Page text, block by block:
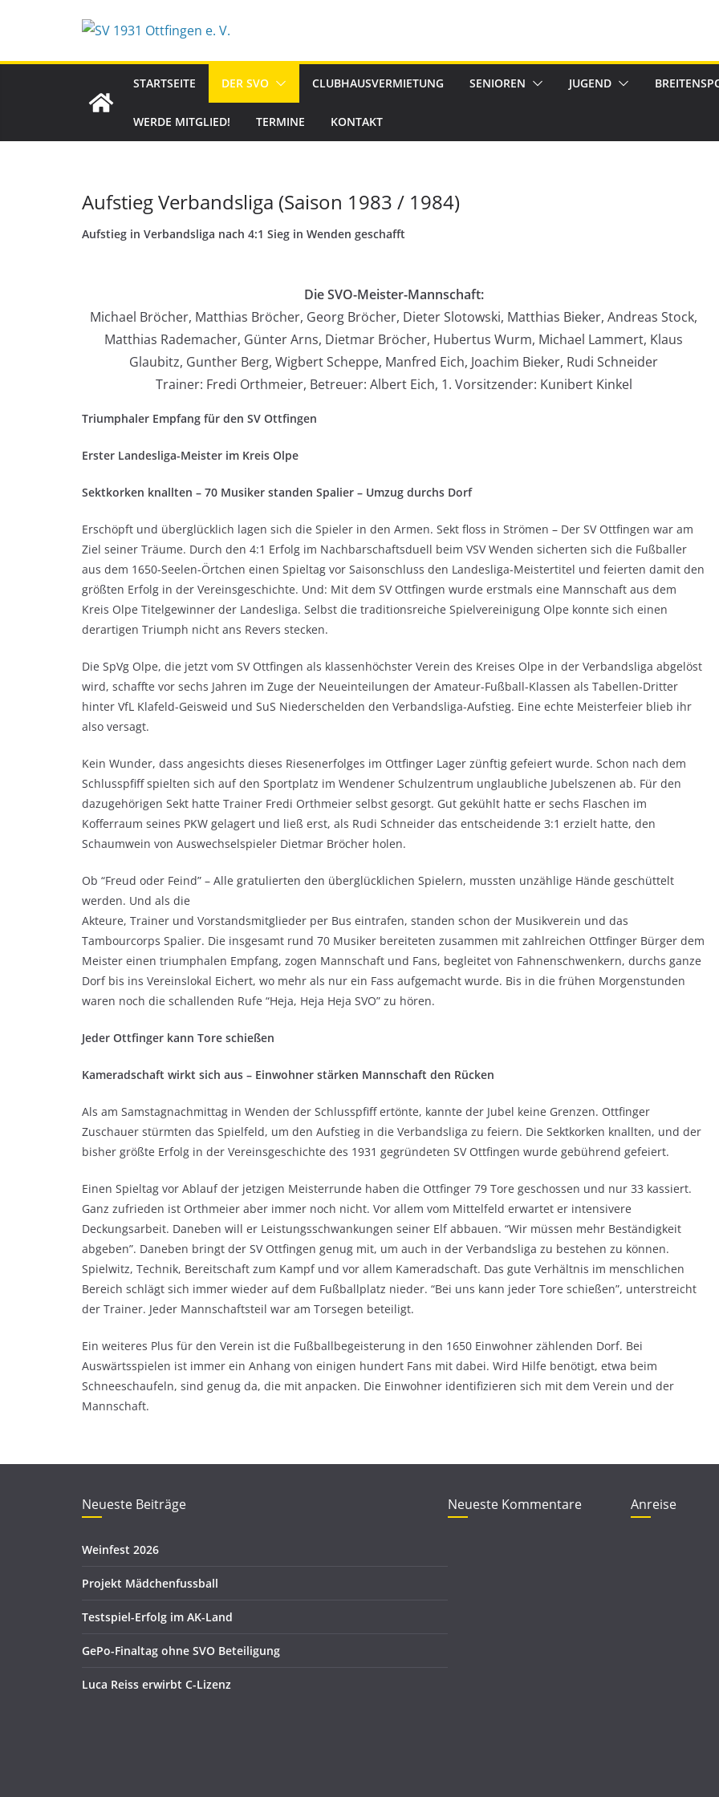
STARTSEITE DER SVO CLUBHAUSVERMIETUNG SENIOREN JUGEND
WERDE MITGLIED! TERMINE KONTAKT
Aufstieg Verbandsliga (Saison 1983 / 1984)
Aufstieg in Verbandsliga nach 4:1 Sieg in Wenden geschafft
Die SVO-Meister-Mannschaft:
Michael Bröcher, Matthias Bröcher, Georg Bröcher, Dieter Slotowski, Matthias Bieker, Andreas Stock,
Matthias Rademacher, Günter Arns, Dietmar Bröcher, Hubertus Wurm, Michael Lammert, Klaus
Glaubitz, Gunther Berg, Wigbert Scheppe, Manfred Eich, Joachim Bieker, Rudi Schneider
Trainer: Fredi Orthmeier, Betreuer: Albert Eich, 1. Vorsitzender: Kunibert Kinkel
Triumphaler Empfang für den SV Ottfingen
Erster Landesliga-Meister im Kreis Olpe
Sektkorken knallten – 70 Musiker standen Spalier – Umzug durchs Dorf
Erschöpft und überglücklich lagen sich die Spieler in den Armen. Sekt floss in Strömen – Der SV Ottfingen war am
Ziel seiner Träume. Durch den 4:1 Erfolg im Nachbarschaftsduell beim VSV Wenden sicherten sich die Fußballer
aus dem 1650-Seelen-Örtchen einen Spieltag vor Saisonschluss den Landesliga-Meistertitel und feierten damit den
größten Erfolg in der Vereinsgeschichte. Und: Mit dem SV Ottfingen wurde erstmals eine Mannschaft aus dem
Kreis Olpe Titelgewinner der Landesliga. Selbst die traditionsreiche Spielvereinigung Olpe konnte sich einen
derartigen Triumph nicht ans Revers stecken.
Die SpVg Olpe, die jetzt vom SV Ottfingen als klassenhöchster Verein des Kreises Olpe in der Verbandsliga abgelöst
wird, schaffte vor sechs Jahren im Zuge der Neueinteilungen der Amateur-Fußball-Klassen als Tabellen-Dritter
hinter VfL Klafeld-Geisweid und SuS Niederschelden den Verbandsliga-Aufstieg. Eine echte Meisterfeier blieb ihr
also versagt.
Kein Wunder, dass angesichts dieses Riesenerfolges im Ottfinger Lager zünftig gefeiert wurde. Schon nach dem
Schlusspfiff spielten sich auf den Sportplatz im Wendener Schulzentrum unglaubliche Jubelszenen ab. Für den
dazugehörigen Sekt hatte Trainer Fredi Orthmeier selbst gesorgt. Gut gekühlt hatte er sechs Flaschen im
Kofferraum seines PKW gelagert und ließ erst, als Rudi Schneider das entscheidende 3:1 erzielt hatte, den
Schaumwein von Auswechselspieler Dietmar Bröcher holen.
Ob “Freud oder Feind” – Alle gratulierten den überglücklichen Spielern, mussten unzählige Hände geschüttelt
werden. Und als die
Akteure, Trainer und Vorstandsmitglieder per Bus eintrafen, standen schon der Musikverein und das
Tambourcorps Spalier. Die insgesamt rund 70 Musiker bereiteten zusammen mit zahlreichen Ottfinger Bürger dem
Meister einen triumphalen Empfang, zogen Mannschaft und Fans, begleitet von Fahnenschwenkern, durchs ganze
Dorf bis ins Vereinslokal Eichert, wo mehr als nur ein Fass aufgemacht wurde. Bis in die frühen Morgenstunden
waren noch die schallenden Rufe “Heja, Heja Heja SVO” zu hören.
Jeder Ottfinger kann Tore schießen
Kameradschaft wirkt sich aus – Einwohner stärken Mannschaft den Rücken
Als am Samstagnachmittag in Wenden der Schlusspfiff ertönte, kannte der Jubel keine Grenzen. Ottfinger
Zuschauer stürmten das Spielfeld, um den Aufstieg in die Verbandsliga zu feiern. Die Sektkorken knallten, und der
bisher größte Erfolg in der Vereinsgeschichte des 1931 gegründeten SV Ottfingen wurde gebührend gefeiert.
Einen Spieltag vor Ablauf der jetzigen Meisterrunde haben die Ottfinger 79 Tore geschossen und nur 33 kassiert.
Ganz zufrieden ist Orthmeier aber immer noch nicht. Vor allem vom Mittelfeld erwartet er intensivere
Deckungsarbeit. Daneben will er Leistungsschwankungen seiner Elf abbauen. “Wir müssen mehr Beständigkeit
abgeben”. Daneben bringt der SV Ottfingen genug mit, um auch in der Verbandsliga zu bestehen zu können.
Spielwitz, Technik, Bereitschaft zum Kampf und vor allem Kameradschaft. Das gute Verhältnis im menschlichen
Bereich schlägt sich immer wieder auf dem Fußballplatz nieder. “Bei uns kann jeder Tore schießen”, unterstreicht
der Trainer. Jeder Mannschaftsteil war am Torsegen beteiligt.
Ein weiteres Plus für den Verein ist die Fußballbegeisterung in den 1650 Einwohner zählenden Dorf. Bei
Auswärtsspielen ist immer ein Anhang von einigen hundert Fans mit dabei. Wird Hilfe benötigt, etwa beim
Schneeschaufeln, sind genug da, die mit anpacken. Die Einwohner identifizieren sich mit dem Verein und der
Mannschaft.
Neueste Beiträge
Weinfest 2026
Projekt Mädchenfussball
Testspiel-Erfolg im AK-Land
GePo-Finaltag ohne SVO Beteiligung
Luca Reiss erwirbt C-Lizenz
Neueste Kommentare Anreise